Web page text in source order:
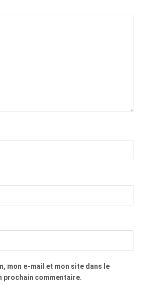
mon e-mail et mon site dans le
prochain commentaire.